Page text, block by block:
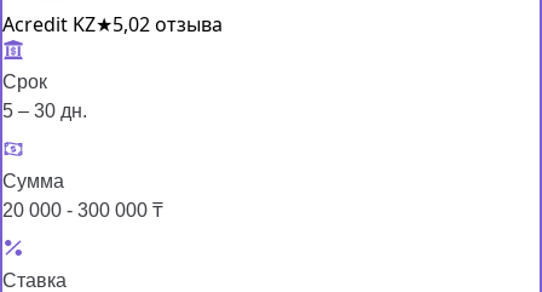
Acredit KZ★5,02 отзыва
Срок
5 – 30 дн.
Сумма
20 000 - 300 000 ₸
Ставка